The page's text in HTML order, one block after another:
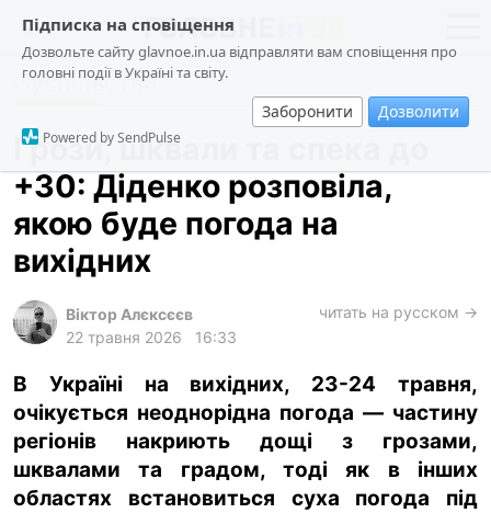
Підписка на сповіщення
Дозвольте сайту glavnoe.in.ua відправляти вам сповіщення про
головні події в Україні та світу.
Заборонити Дозволити
Powered by SendPulse
новини
про проєкт
суспільство
події
кримінал
харків
gambling
Суспільство
Грози, шквали та спека до
+30: Діденко розповіла,
якою буде погода на
вихідних
Віктор Алєксєєв
22 травня 2026
16:33
читать на русском →
В Україні на вихідних, 23-24 травня,
очікується неоднорідна погода — частину
регіонів накриють дощі з грозами,
шквалами та градом, тоді як в інших
областях встановиться суха погода під